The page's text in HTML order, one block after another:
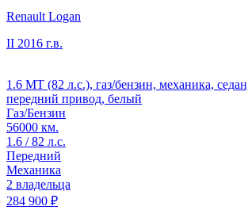
Renault Logan
II 2016 г.в.
1.6 MT (82 л.с.), газ/бензин, механика,
передний привод, белый
Газ/Бензин
56000 км.
1.6 / 82 л.с.
Передний
Механика
2 владельца
284 900 ₽